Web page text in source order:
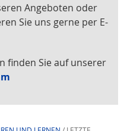
Angeboten oder
Sie uns gerne per E-
finden Sie auf unserer